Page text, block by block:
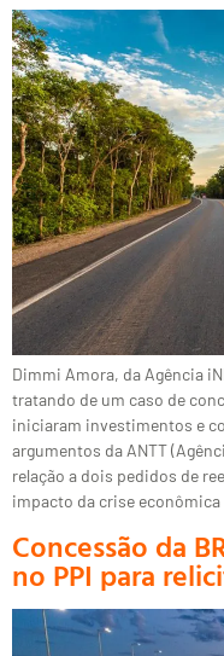
Dimmi Amora, da Agência
tratando de um caso de
iniciaram investimentos e
argumentos da ANTT
relação a dois pedidos de
impacto da crise
Concessão da
no PPI para